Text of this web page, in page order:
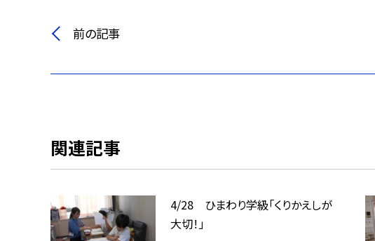
前の記事
関連記事
4/28 ひまわり学級「くりかえしが
大切！」